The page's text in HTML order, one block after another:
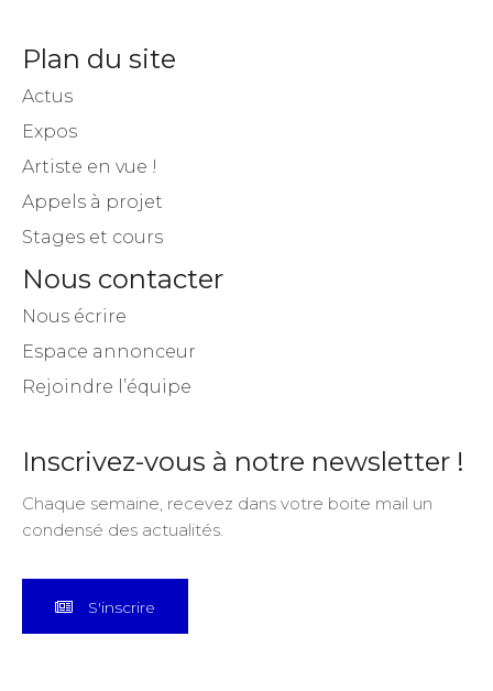
Plan du site
Actus
Expos
Artiste en vue !
Appels à projet
Stages et cours
Nous contacter
Nous écrire
Espace annonceur
Rejoindre l’équipe
Inscrivez-vous à notre newsletter !
Chaque semaine, recevez dans votre boite mail un
condensé des actualités.
S'inscrire